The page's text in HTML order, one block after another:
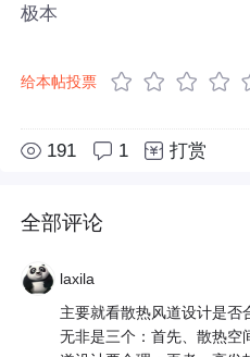
极本
给本帖投票
191 1 打赏
全部评论
laxila
主要就看散热风道设计是否
无非是三个：首先、散热空